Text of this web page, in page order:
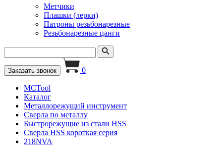
Метчики
Плашки (лерки)
Патроны резьбонарезные
Резьбонарезные цанги
Заказать звонок 0
MCTool
Каталог
Металлорежущий инструмент
Сверла по металлу
Быстрорежущие из стали HSS
Сверла HSS короткая серия
218NVA